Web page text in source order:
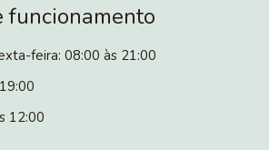
funcionamento
feira: 08:00 às 21:00
12:00